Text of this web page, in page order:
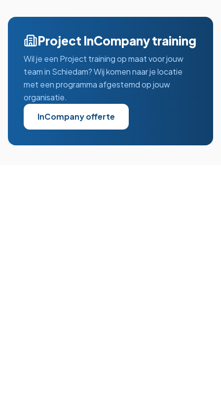
Project InCompany training
Wil je een Project training op maat voor jouw
team in Schiedam? Wij komen naar je locatie
met een programma afgestemd op jouw
organisatie.
InCompany offerte